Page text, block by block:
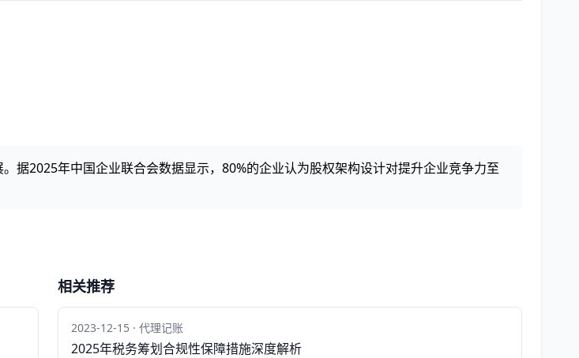
据2025年中国企业联合会数据显示，80%的企业认为股权架构设计对提升企业竞争力至
相关推荐
2023-12-15 · 代理记账
2025年税务筹划合规性保障措施深度解析